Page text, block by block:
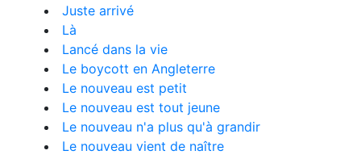
Juste arrivé
Là
Lancé dans la vie
Le boycott en Angleterre
Le nouveau est petit
Le nouveau est tout jeune
Le nouveau n'a plus qu'à grandir
Le nouveau vient de naître